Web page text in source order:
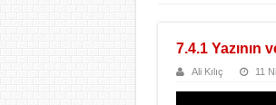
7.4.1 Yazının
Ali Kılıç 11